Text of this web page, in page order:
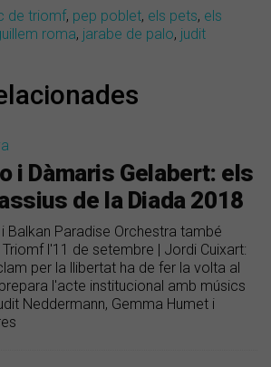
de triomf, pep poblet, els pets, els
roma, jarabe de palo, judit
i Dàmaris Gelabert: els
de la Diada 2018
Balkan Paradise Orchestra també
l'11 de setembre | Jordi Cuixart:
per la llibertat ha de fer la volta al
l'acte institucional amb músics
Neddermann, Gemma Humet i